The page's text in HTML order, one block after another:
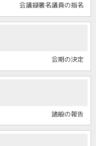
会議録署名議員の指名
会期の決定
諸般の報告